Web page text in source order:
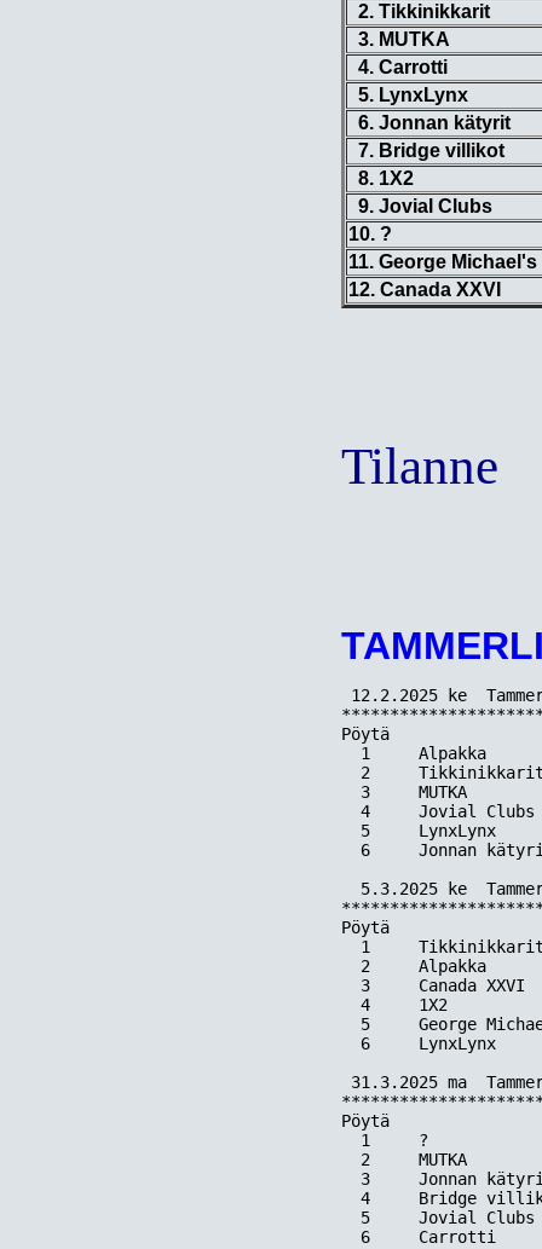
2. Tikkinikkarit
3. MUTKA
4. Carrotti
5. LynxLynx
6. Jonnan kätyrit
7. Bridge villikot
8. 1X2
9. Jovial Clubs
10. ?
11. George Michael's
12. Canada XXVI
Tilanne
12.2.2025 ke
Pöytä
1     Alpakka
2
3     MUTKA
4     Jovial
5     LynxLynx
6     Jonnan
5.3.2025 ke
Pöytä
1
2     Alpakka
3     Canada XXVI
4     1X2
5     George
6     LynxLynx
31.3.2025 ma
Pöytä
1     ?
2     MUTKA
3     Jonnan
4     Bridge
5     Jovial
6     Carrotti